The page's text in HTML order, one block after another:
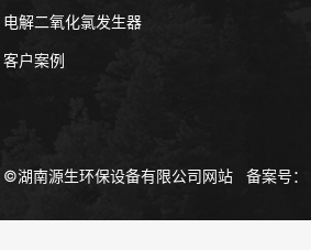
电解二氧化氯发生器
客户案例
©湖南源生环保设备有限公司网站 备案号：